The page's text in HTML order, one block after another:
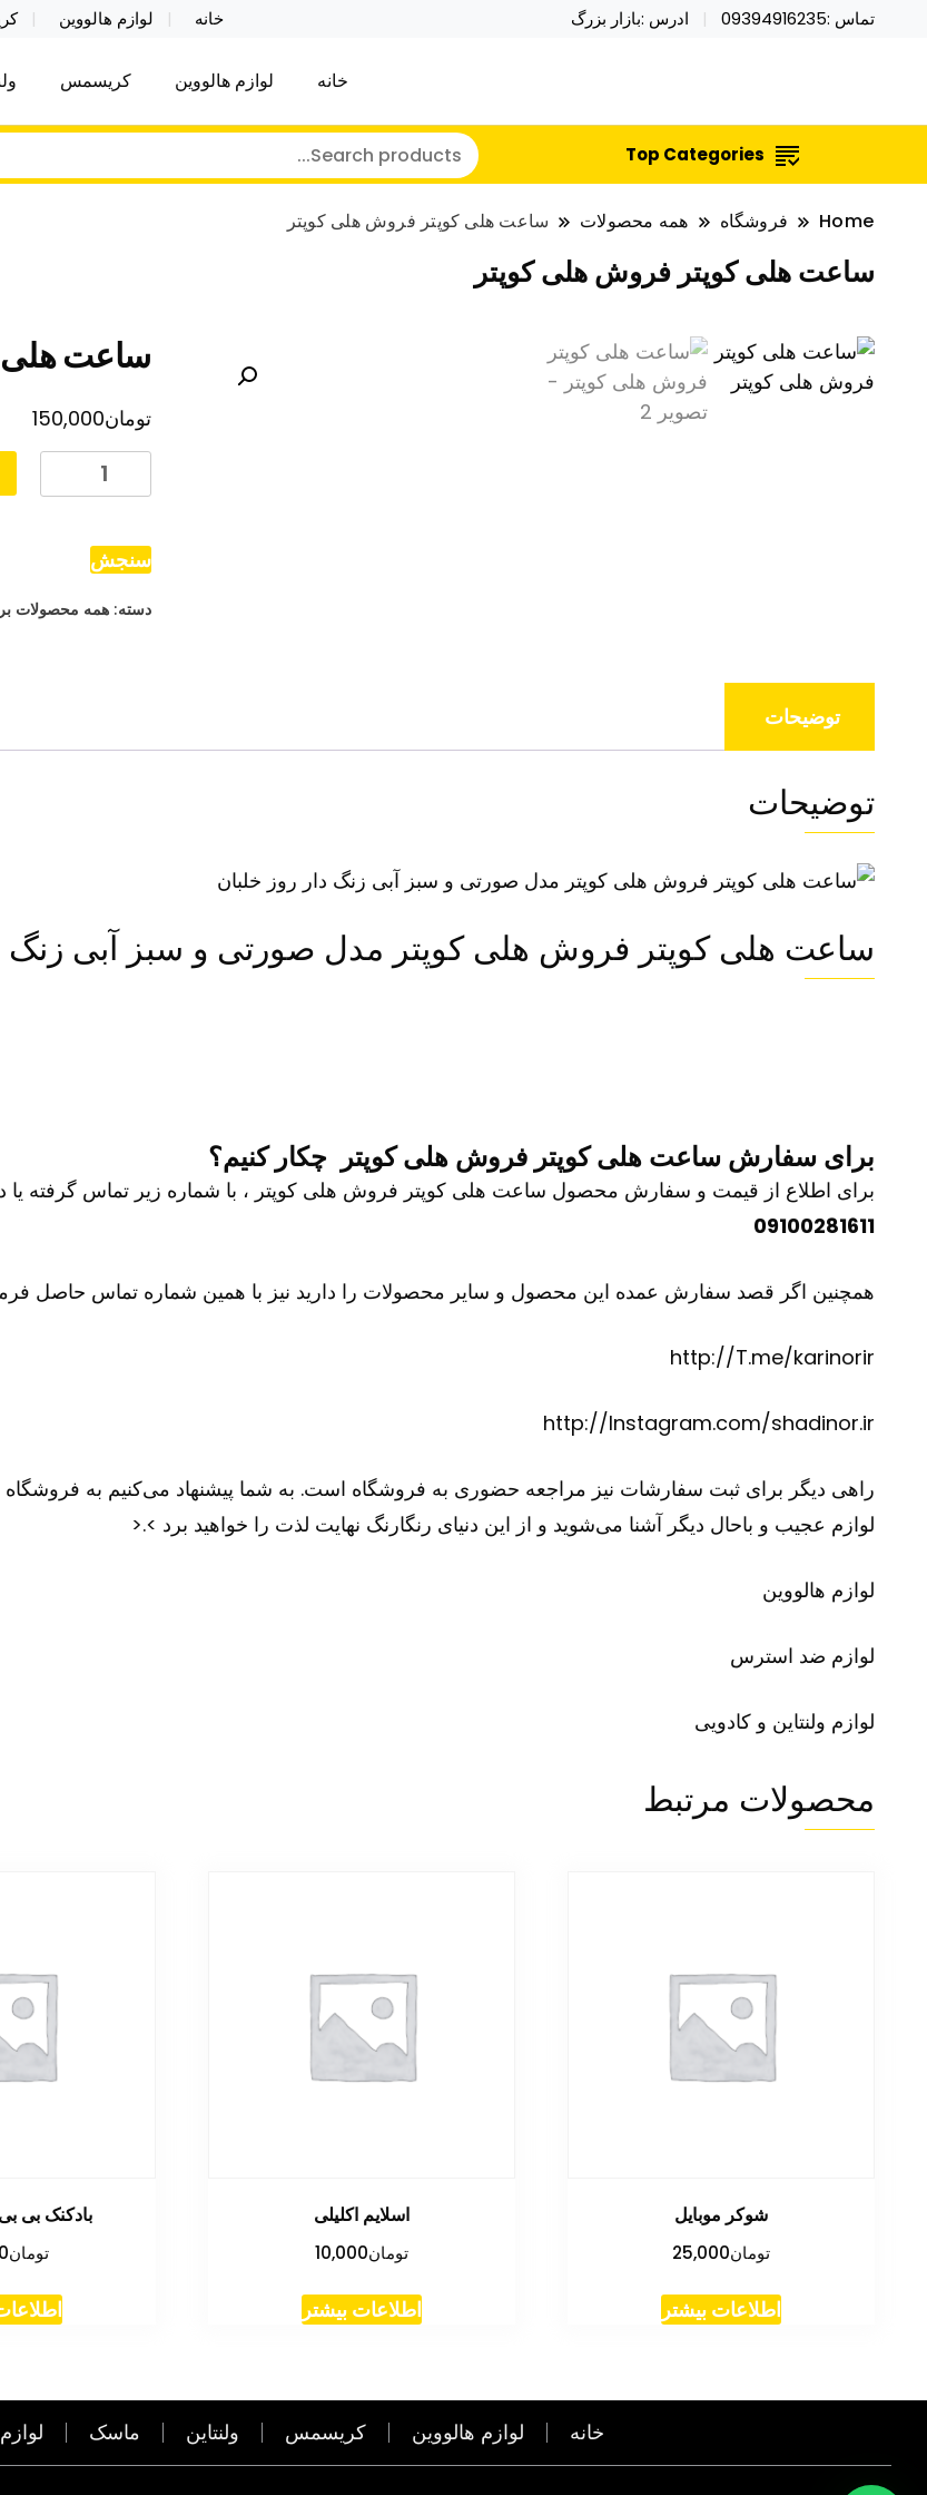
تماس :09394916235 ادرس :بازار بزرگ خانه لوازم هالووین
نایکر توی فروش عمده لوازم هالووین ولن تاین کادویی کریسمس
خرید محصولات خاص فیجت اسباب بازی تراول ماگ نایکر توی فروش عمده لوازم هالووین ولن تاین
خانه لوازم هالووین کریسمس
Top Categories
Home فروشگاه همه محصولات ساعت هلی کوپتر فروش هلی کوپتر
ساعت هلی کوپتر فروش هلی کوپتر
ساعت هلی
تومان150,000
ساعت
هلی
فروش
کوپتر
سنجش
دسته: همه محصولات
توضیحات
توضیحات
ساعت هلی کوپتر فروش هلی کوپتر مدل صورتی و سبز آبی زنگ
برای سفارش ساعت هلی کوپتر فروش هلی کوپتر چکار کنیم؟
برای اطلاع از قیمت و سفارش محصول ساعت هلی کوپتر فروش هلی کوپتر ، با شماره زیر تماس گرفته یا در
09100281611
همچنین اگر قصد سفارش عمده این محصول و سایر محصولات را دارید نیز با همین شماره تماس حاصل فرمائید
http://T.me/karinorir
http://Instagram.com/shadinor.ir
راهی دیگر برای ثبت سفارشات نیز مراجعه حضوری به فروشگاه است. به شما پیشنهاد می‌کنیم به فروشگاه
لوازم عجیب و باحال دیگر آشنا می‌شوید و از این دنیای رنگارنگ نهایت لذت را خواهید برد >.<
لوازم هالووین
لوازم ضد استرس
لوازم ولنتاین و کادویی
محصولات مرتبط
شوکر موبایل
تومان25,000
اطلاعات بیشتر
اسلایم اکلیلی
تومان10,000
اطلاعات بیشتر
بادکنک بی
تومان
خانه لوازم هالووین کریسمس ولنتاین ماسک